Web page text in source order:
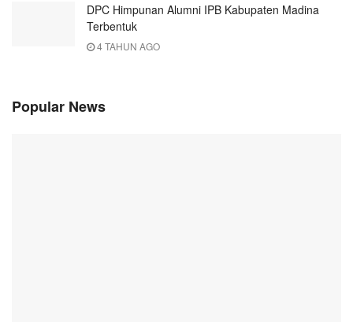
DPC Himpunan Alumni IPB Kabupaten Madina
Terbentuk
4 TAHUN AGO
Popular News